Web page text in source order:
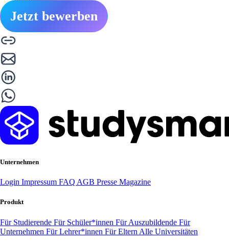
Jetzt bewerben
Unternehmen
Login Impressum FAQ AGB Presse Magazine
Produkt
Für Studierende Für Schüler*innen Für Auszubildende Für
Unternehmen Für Lehrer*innen Für Eltern Alle Universitäten